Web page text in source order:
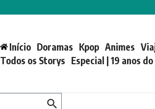
Início Doramas Kpop Animes
Todos os Storys Especial | 19 anos